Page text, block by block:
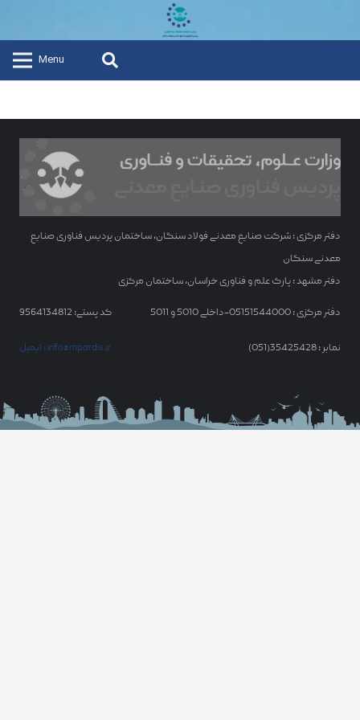
Menu
دفتر مرکزی : شرکت صنایع معدنی فولاد سنگان، ساختمان پردیس فناوری صنایع
معدنی سنگان
دفتر مشهد : پارک علم و فناوری خراسان، ساختمان مرکزی
کد پستی: 9564134812 دفتر مرکزی : 05151544000-داخلی 5010 و 5011
ایمیل : info@mpardis.ir نمابر : 35425428(051)